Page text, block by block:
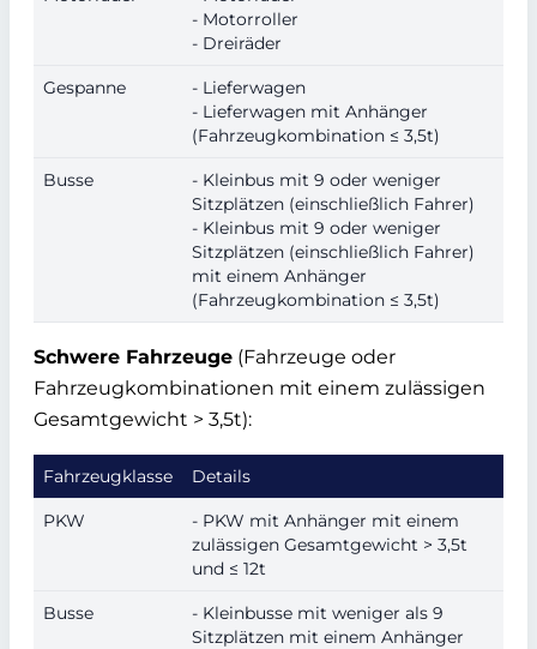
- Motorroller
- Dreiräder
Gespanne
- Lieferwagen
- Lieferwagen mit Anhänger
(Fahrzeugkombination ≤ 3,5t)
Busse
- Kleinbus mit 9 oder weniger
Sitzplätzen (einschließlich Fahrer)
- Kleinbus mit 9 oder weniger
Sitzplätzen (einschließlich Fahrer)
mit einem Anhänger
(Fahrzeugkombination ≤ 3,5t)
Schwere Fahrzeuge (Fahrzeuge oder
Fahrzeugkombinationen mit einem zulässigen
Gesamtgewicht > 3,5t):
Fahrzeugklasse Details
PKW
- PKW mit Anhänger mit einem
zulässigen Gesamtgewicht > 3,5t
und ≤ 12t
Busse
- Kleinbusse mit weniger als 9
Sitzplätzen mit einem Anhänger